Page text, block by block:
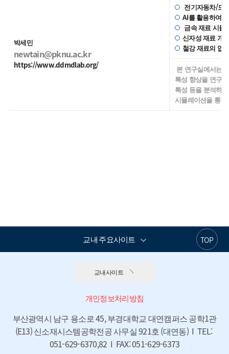
박세민
newtain@pknu.ac.kr
https://www.ddmdlab.org/
전기자동차/드
AI를 활용하여
금속 재료 시뮬
신자성 재료 개
철강 재료의 압
본 연구실에서는
특성 향상을 연구
특성 등을 분석하
시뮬레이션을 통
TOP
교내 주요사이트
교내사이트
개인정보처리방침
부산광역시 남구 용소로 45, 부경대학교 대연캠퍼스 공학1관
(E13) 신소재시스템공학전공 사무실 921호 (대연동)  I  TEL:
051-629-6370,82  I  FAX: 051-629-6373